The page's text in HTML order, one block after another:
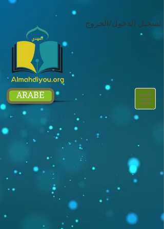
google.com, pub-1214054292722785, DIRECT, f08c47fec0942fa0
تسجيل الدخول/الخروج
ARABE